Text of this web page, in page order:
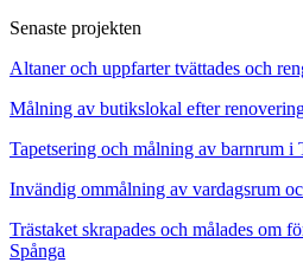
Senaste projekten
Altaner och uppfarter tvättades och
Målning av butikslokal efter
Tapetsering och målning av barnrum i
Invändig ommålning av vardagsrum
Trästaket skrapades och målades om
Spånga